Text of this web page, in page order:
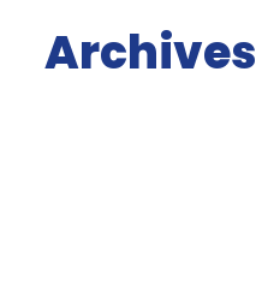
Archives